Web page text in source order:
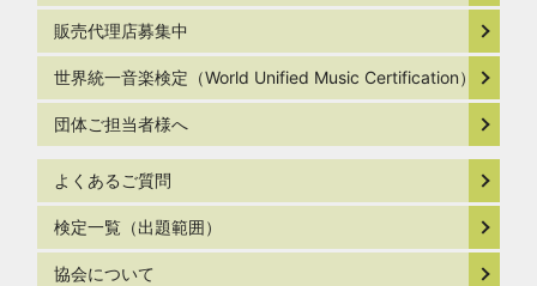
販売代理店募集中
世界統一音楽検定（World Unified Music Certification）
団体ご担当者様へ
よくあるご質問
検定一覧（出題範囲）
協会について